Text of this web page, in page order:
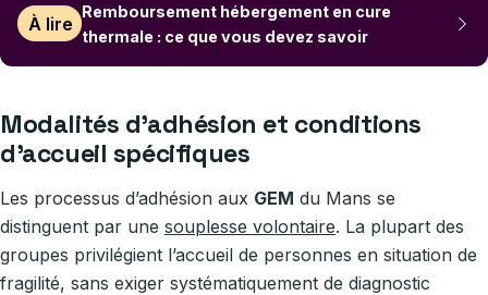
À lire
Remboursement hébergement en cure
thermale : ce que vous devez savoir
Modalités d’adhésion et conditions
d’accueil spécifiques
Les processus d’adhésion aux GEM du Mans se
distinguent par une souplesse volontaire. La plupart des
groupes privilégient l’accueil de personnes en situation de
fragilité, sans exiger systématiquement de diagnostic